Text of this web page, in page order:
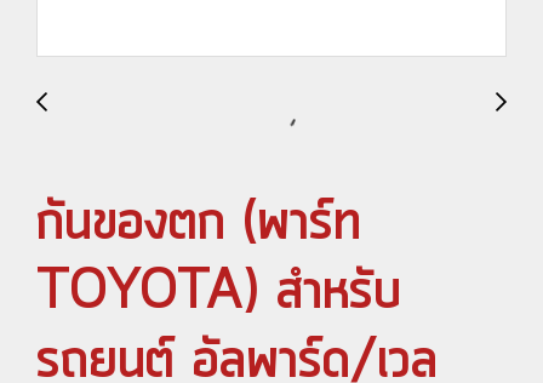
กันของตก (พาร์ท
TOYOTA) สำหรับ
รถยนต์ อัลพาร์ด/เวล